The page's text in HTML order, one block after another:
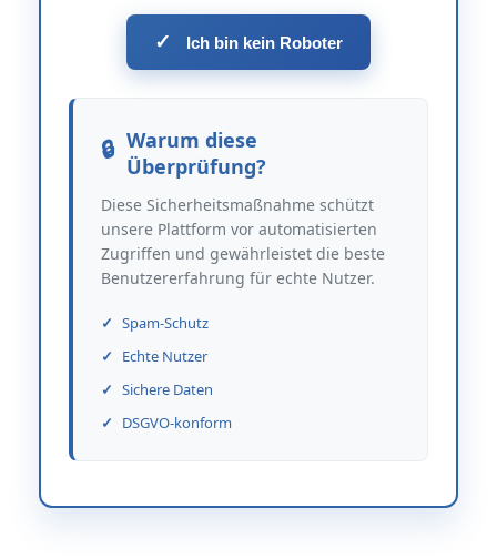
✓ Ich bin kein Roboter
Warum diese
Überprüfung?
Diese Sicherheitsmaßnahme schützt
unsere Plattform vor automatisierten
Zugriffen und gewährleistet die beste
Benutzererfahrung für echte Nutzer.
Spam-Schutz
Echte Nutzer
Sichere Daten
DSGVO-konform